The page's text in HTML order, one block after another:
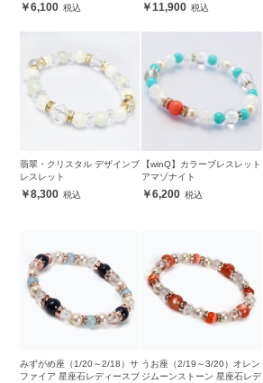
6,100 11,900
翡翠・クリスタル デザインブ
レスレット
8,300
【winQ】カラーブレスレット
アマゾナイト
6,200
みずがめ座（1/20～2/18）サ
ファイア 星座石レディースブ
うお座（2/19～3/20）オレン
ジムーンストーン 星座石レデ